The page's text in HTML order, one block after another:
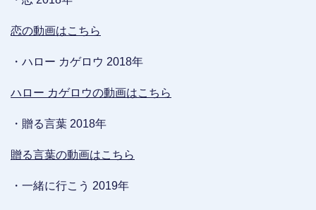
恋の動画はこちら
・ハロー カゲロウ 2018年
ハロー カゲロウの動画はこちら
・贈る言葉 2018年
贈る言葉の動画はこちら
・一緒に行こう 2019年